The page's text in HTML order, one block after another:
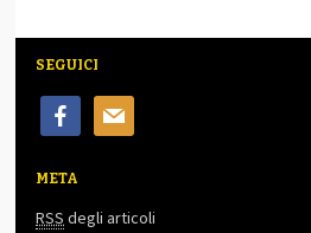
SEGUICI
facebookmail
META
RSS degli articoli